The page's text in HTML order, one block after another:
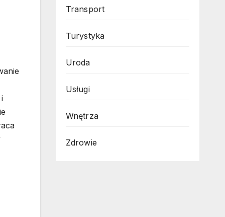
Transport
Turystyka
Uroda
Usługi
Wnętrza
Zdrowie